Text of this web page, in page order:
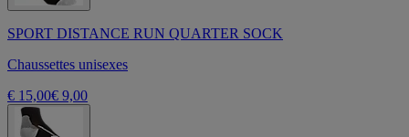
SPORT DISTANCE RUN QUARTER SOCK
Chaussettes unisexes
€ 15,00€ 9,00